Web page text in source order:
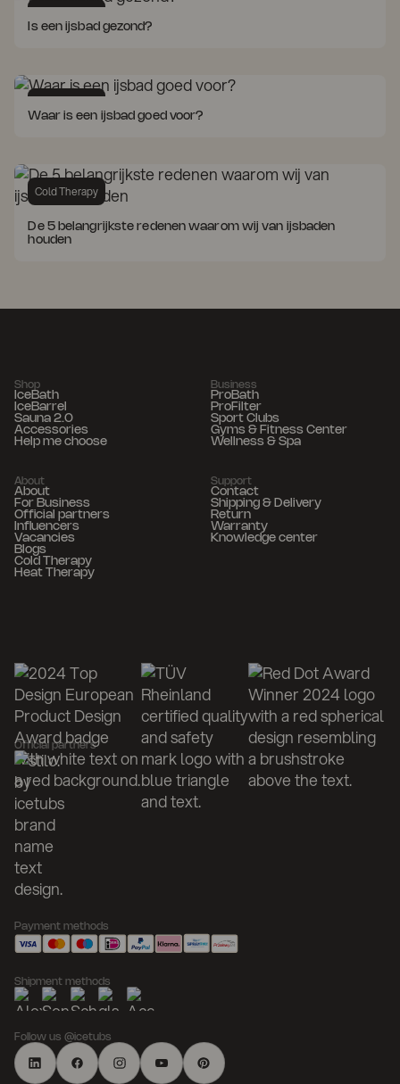
Is een ijsbad gezond?
Waar is een ijsbad goed voor?
Cold Therapy
De 5 belangrijkste redenen waarom wij van ijsbaden
houden
Shop
IceBath
IceBarrel
Sauna 2.0
Accessories
Help me choose
Business
ProBath
ProFilter
Sport Clubs
Gyms & Fitness Center
Wellness & Spa
About
About
For Business
Official partners
Influencers
Vacancies
Blogs
Cold Therapy
Heat Therapy
Support
Contact
Shipping & Delivery
Return
Warranty
Knowledge center
Official partners
Payment methods
Shipment methods
Follow us @icetubs